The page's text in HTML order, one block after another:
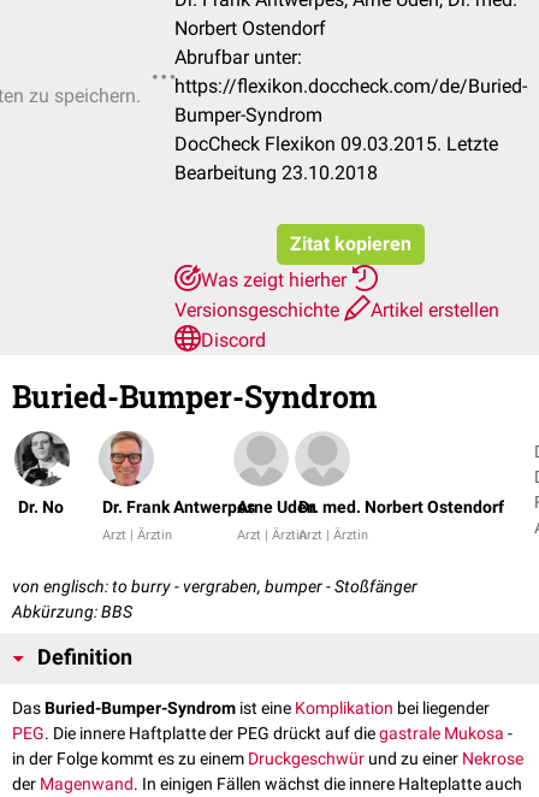
zu speichern.
Norbert Ostendorf
Abrufbar unter:
https://flexikon.doccheck.com/de/Buried-
Bumper-Syndrom
DocCheck Flexikon 09.03.2015. Letzte
Bearbeitung 23.10.2018
Zitat kopieren
Was zeigt hierher
Versionsgeschichte
Artikel erstellen
Discord
Buried-Bumper-Syndrom
Dr. No Dr. Frank Antwerpes
Arzt | Ärztin
Arne Uden
Arzt | Ärztin
Dr. med. Norbert Ostendorf
Arzt | Ärztin
von englisch: to burry - vergraben, bumper - Stoßfänger
Abkürzung: BBS
Definition
DasBuried-Bumper-Syndrom ist eine Komplikation bei liegender
PEG. Die innere Haftplatte der PEG drückt auf diegastrale Mukosa -
in der Folge kommt es zu einem Druckgeschwür und zu einer Nekrose
der Magenwand. In einigen Fällen wächst die innere Halteplatte auch